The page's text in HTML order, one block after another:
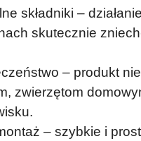
składniki –
skutecznie
– produkt
zwierzętom
– szybkie i